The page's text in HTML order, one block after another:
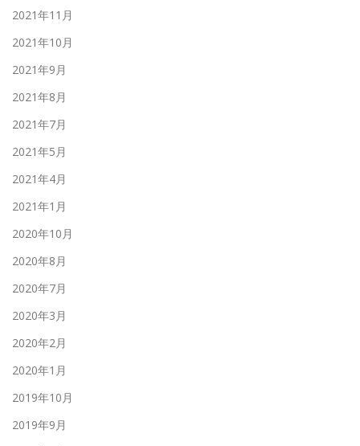
2021年11月
2021年10月
2021年9月
2021年8月
2021年7月
2021年5月
2021年4月
2021年1月
2020年10月
2020年8月
2020年7月
2020年3月
2020年2月
2020年1月
2019年10月
2019年9月